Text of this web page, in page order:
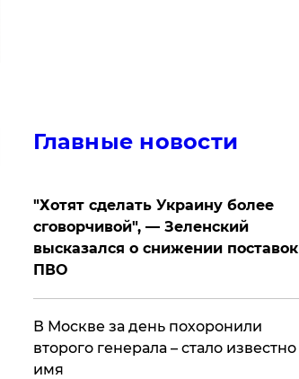
Главные новости
​"Хотят сделать Украину более
сговорчивой", — Зеленский
высказался о снижении поставок
ПВО
В Москве за день похоронили
второго генерала – стало известно
имя